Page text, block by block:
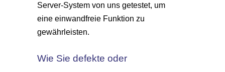
Server-System von uns getestet, um
eine einwandfreie Funktion zu
gewährleisten.
Wie Sie defekte oder